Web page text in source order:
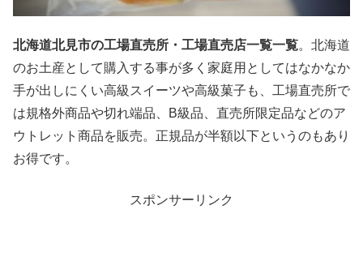
北海道北見市の工場直売所・工場直売店一覧一覧。北海道
のお土産として購入する事が多く家庭用としてはなかなか
手が出しにくい高級スイーツや高級菓子も、工場直売所で
は規格外商品や切れ端品、B級品、直売所限定品などのア
ウトレット商品を販売。正規品が半額以下というのもあり
お得です。
スポンサーリンク